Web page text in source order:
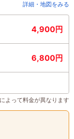
詳細・地図をみる
4,900円
6,800円
よって料金が異なります